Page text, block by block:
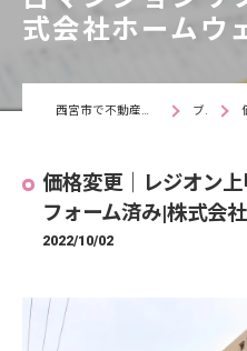
式会社ホームウ
西宮市で不動産なら株式会社ホームウェイズ ブログ
価格変更｜レジオン
フォーム済み|株式会
2022/10/02